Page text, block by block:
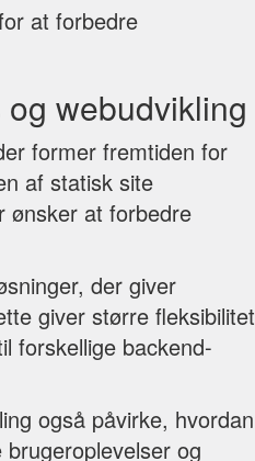
at forbedre
webudvikling
former fremtiden for
af statisk site
ønsker at forbedre
der giver
giver større fleksibilitet
forskellige backend-
også påvirke, hvordan
og